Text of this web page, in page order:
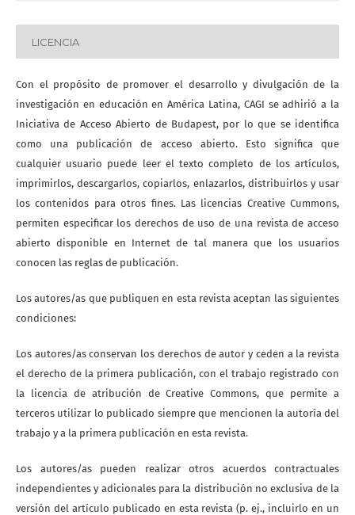
LICENCIA
Con el propósito de promover el desarrollo y divulgación de la
investigación en educación en América Latina, CAGI se adhirió a la
Iniciativa de Acceso Abierto de Budapest, por lo que se identifica
como una publicación de acceso abierto. Esto significa que
cualquier usuario puede leer el texto completo de los artículos,
imprimirlos, descargarlos, copiarlos, enlazarlos, distribuirlos y usar
los contenidos para otros fines. Las licencias Creative Cummons,
permiten especificar los derechos de uso de una revista de acceso
abierto disponible en Internet de tal manera que los usuarios
conocen las reglas de publicación.
Los autores/as que publiquen en esta revista aceptan las siguientes
condiciones:
Los autores/as conservan los derechos de autor y ceden a la revista
el derecho de la primera publicación, con el trabajo registrado con
la licencia de atribución de Creative Commons, que permite a
terceros utilizar lo publicado siempre que mencionen la autoría del
trabajo y a la primera publicación en esta revista.
Los autores/as pueden realizar otros acuerdos contractuales
independientes y adicionales para la distribución no exclusiva de la
versión del artículo publicado en esta revista (p. ej., incluirlo en un